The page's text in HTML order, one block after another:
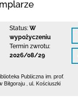
Status: W
wypożyczeniu
Termin zwrotu:
2026/08/29
Publiczna im. prof.
Biłgoraju
ul. Kościuszki